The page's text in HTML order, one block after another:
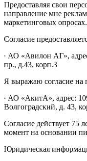
Предоставляя свои
направление мне
маркетинговых опросах.
Согласие
∙ АО «Авилон АГ»,
пр., д.43, корп.3
Я выражаю согласие на
∙ АО «АкитА», адрес:
Волгоградский, д. 43,
Согласие действует 75
момент на основании
Юридическая